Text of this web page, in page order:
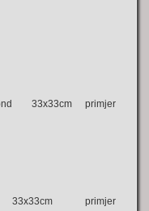
33x33cm primjer
33x33cm primjer